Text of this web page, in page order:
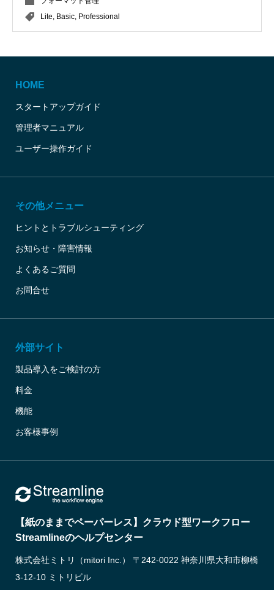
Lite, Basic, Professional
HOME
スタートアップガイド
管理者マニュアル
ユーザー操作ガイド
その他メニュー
ヒントとトラブルシューティング
お知らせ・障害情報
よくあるご質問
お問合せ
外部サイト
製品導入をご検討の方
料金
機能
お客様事例
【紙のままでペーパーレス】クラウド型ワークフロー
Streamlineのヘルプセンター
株式会社ミトリ（mitori Inc.） 〒242-0022 神奈川県大和市柳橋
3-12-10 ミトリビル